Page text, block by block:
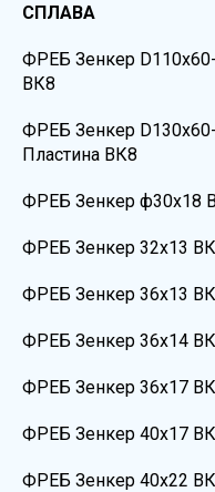
СПЛАВА
ФРЕБ Зенкер
ВК8
ФРЕБ Зенкер
Пластина ВК8
ФРЕБ Зенкер ф30х18
ФРЕБ Зенкер 32х13
ФРЕБ Зенкер 36х13
ФРЕБ Зенкер 36х14
ФРЕБ Зенкер 36х17
ФРЕБ Зенкер 40х17
ФРЕБ Зенкер 40х22